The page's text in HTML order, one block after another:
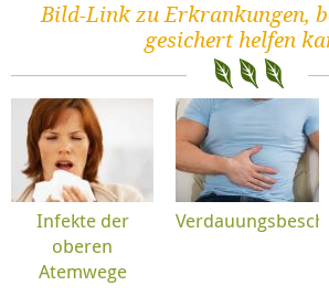
Bild-Link zu Erkrankungen,
gesichert helfen
Infekte der
oberen
Atemwege